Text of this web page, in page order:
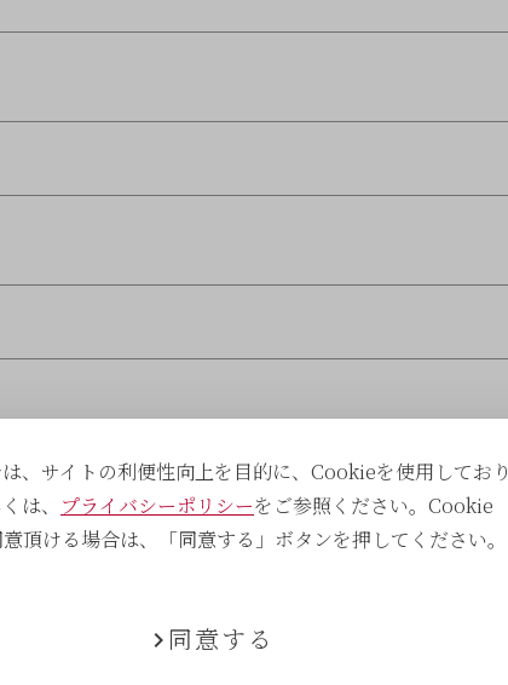
、サイトの利便性向上を目的に、Cookieを使用しており
は、 プライバシーポリシーをご参照ください。Cookie
頂ける場合は、「同意する」ボタンを押してください。
同意する